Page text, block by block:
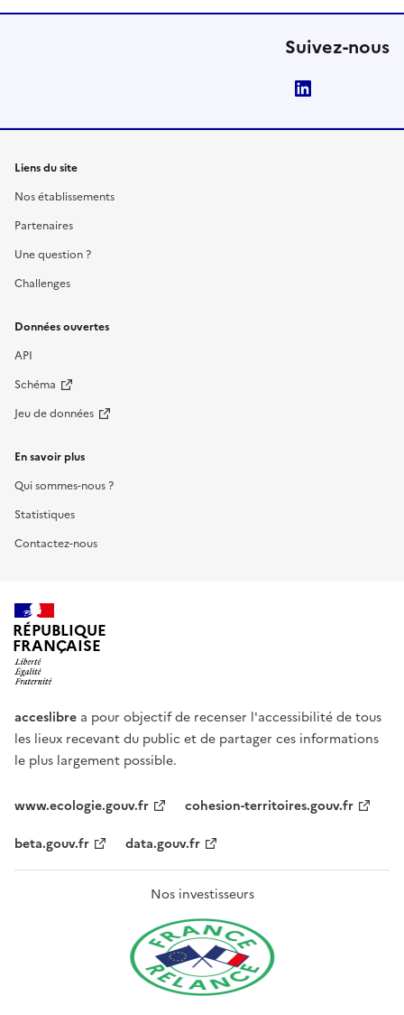
Suivez-nous
Liens du site
Nos établissements
Partenaires
Une question ?
Challenges
Données ouvertes
API
Schéma
Jeu de données
En savoir plus
Qui sommes-nous ?
Statistiques
Contactez-nous
RÉPUBLIQUE
FRANÇAISE
acceslibre a pour objectif de recenser l'accessibilité de tous
les lieux recevant du public et de partager ces informations
le plus largement possible.
www.ecologie.gouv.fr
cohesion-territoires.gouv.fr
beta.gouv.fr
data.gouv.fr
Nos investisseurs